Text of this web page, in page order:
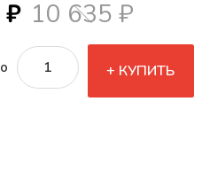
10 635 ₽
КУПИТЬ